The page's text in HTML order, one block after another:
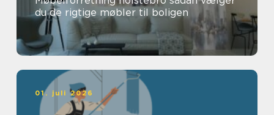
du de rigtige møbler til boligen
01. juli 2026